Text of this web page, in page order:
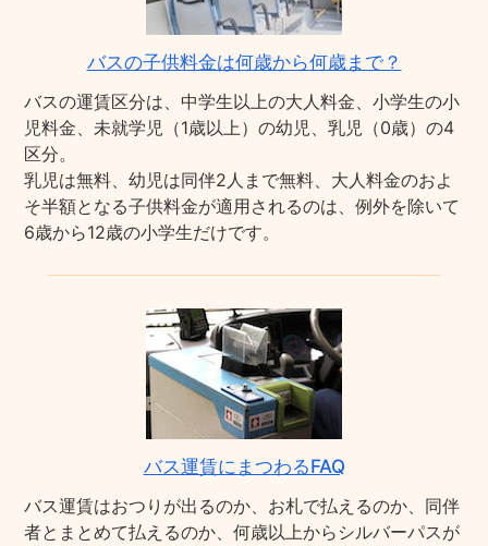
バスの子供料金は何歳から何歳まで？
バスの運賃区分は、中学生以上の大人料金、小学生の小
児料金、未就学児（1歳以上）の幼児、乳児（0歳）の4
区分。
乳児は無料、幼児は同伴2人まで無料、大人料金のおよ
そ半額となる子供料金が適用されるのは、例外を除いて
6歳から12歳の小学生だけです。
バス運賃にまつわるFAQ
バス運賃はおつりが出るのか、お札で払えるのか、同伴
者とまとめて払えるのか、何歳以上からシルバーパスが